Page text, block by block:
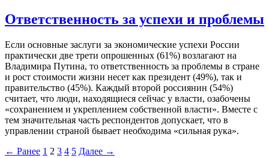
Ответственность за успехи и проблемы
Если основные заслуги за экономические успехи России
практически две трети опрошенных (61%) возлагают на
Владимира Путина, то ответственность за проблемы в стране
и рост стоимости жизни несет как президент (49%), так и
правительство (45%). Каждый второй россиянин (54%)
считает, что люди, находящиеся сейчас у власти, озабочены
«сохранением и укреплением собственной власти». Вместе с
тем значительная часть респондентов допускает, что в
управлении страной бывает необходима «сильная рука».
← Ранее 1 2 3 4 5 Далее →